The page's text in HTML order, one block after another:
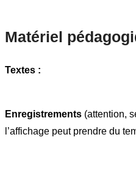
Matériel
Textes :
Enregistrements (attention,
l’affichage peut prendre du